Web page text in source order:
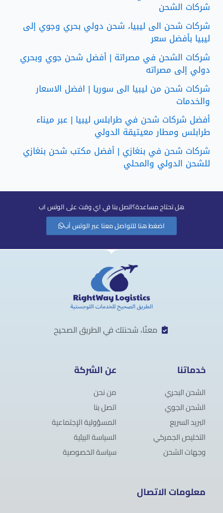
شركات الشحن
شركات شحن الى ليبيا، شحن دولي بحري وجوي إلى
ليبيا بأفضل سعر
شركات الشحن في مصراتة | أفضل شحن جوي وبحري
دولي إلى مصراته
شركات شحن من ليبيا الى سوريا | افضل الاسعار
والخدمات
أفضل شركات شحن في طرابلس ليبيا | عبر ميناء
طرابلس ومطار معيتيقة الدولي
شركات شحن في بنغازي | أفضل مكتب شحن بنغازي
للشحن الدولي والمحلي
هل تحتاح مساعدة؟اتصل بنا في اي وقت على الوتس اب
اضغط هنا للتواصل معنا عبر الوتس آب
معنّا، شحنتك في الطريق الصحيح
خدماتنا
الشحن البحري
الشحن الجوي
البريد السريع
التخليص الجمركي
وجهات الشحن
عن الشركة
من نحن
اتصل بنا
المسؤولية الإجتماعية
السياسة البيئية
سياسة الخصوصية
معلومات الاتصال